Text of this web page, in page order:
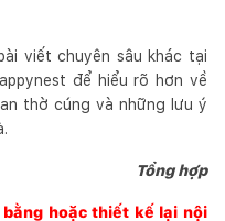
viết chuyên sâu khác tại
để hiểu rõ hơn về
thờ cúng và những lưu ý
Tổng hợp
hoặc thiết kế lại nội